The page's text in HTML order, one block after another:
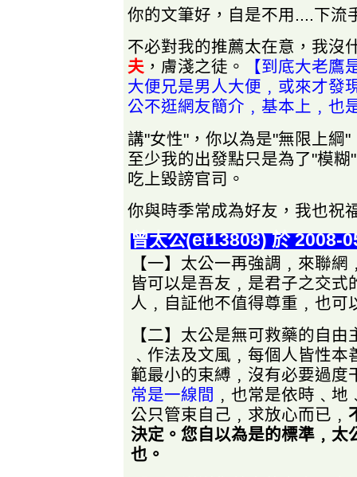
你的文筆好，自是不用....下流
不必對我的推薦太在意，我沒
夫 ，膚淺之徒。
【到底大老鷹
大便兄是男人大便﹐或來才發
公不逛網友簡介﹐基本上﹐也
講"女性"，你以為是"無限上綱
至少我的出發點只是為了"模
吃上毀謗官司。
你與時季常成為好友，我也祝
曾太公(et13808) 於 2008-
【一】太公一再強調﹐來聯
皆可以是吾友﹐是君子之交式
人﹐自証他不值得尊重﹐也可
【二】太公是無可救藥的自
﹑作法及文風﹐每個人皆性
範最小的束縛﹐沒有必要過度
常是一線間 ﹐也常是依時﹑
公只管束自己﹐求放心而已﹐
決定。您自以為是的標準﹐太
也。